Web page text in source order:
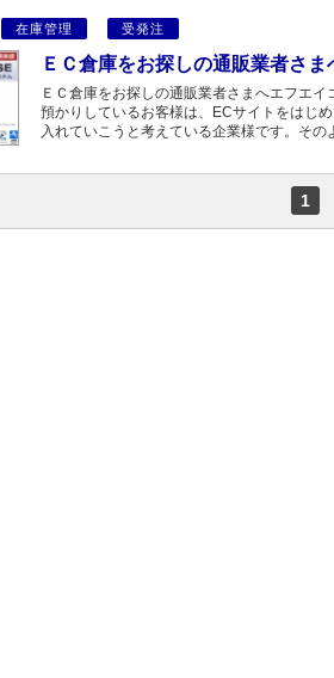
在庫管理 受発注
ＥＣ倉庫をお探しの通販業者さま
ＥＣ倉庫をお探しの通販業者さまへエフエ
預かりしているお客様は、ECサイトをはじ
入れていこうと考えている企業様です。そ
1